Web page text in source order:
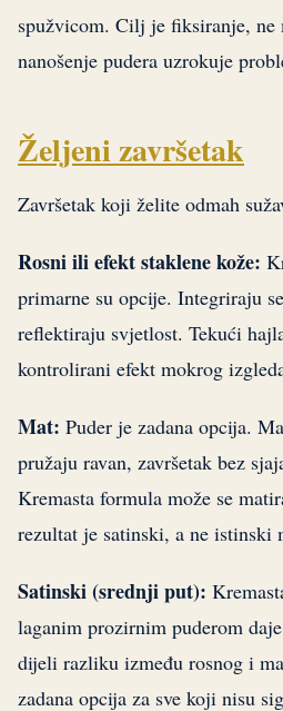
spužvicom. Cilj je fiksiranje,
nanošenje pudera uzrokuje
Željeni završetak
Završetak koji želite odmah
Rosni ili efekt staklene kože:
primarne su opcije. Integriraju
reflektiraju svjetlost. Tekući
kontrolirani efekt mokrog
Mat: Puder je zadana opcija.
pružaju ravan, završetak bez
Kremasta formula može se
rezultat je satinski, a ne istinski
Satinski (srednji put):
laganim prozirnim puderom
dijeli razliku između rosnog i
zadana opcija za sve koji nisu